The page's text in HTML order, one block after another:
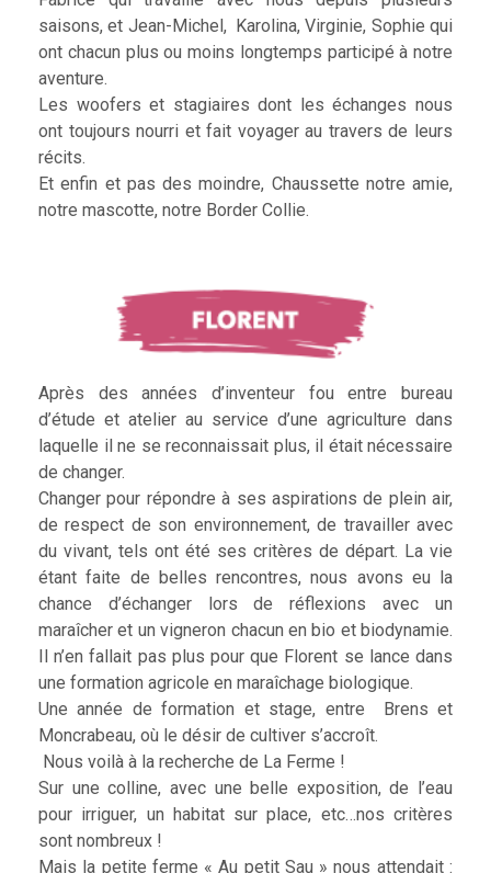
saisons, et Jean-Michel, Karolina, Virginie, Sophie qui
ont chacun plus ou moins longtemps participé à notre
aventure.
Les woofers et stagiaires dont les échanges nous
ont toujours nourri et fait voyager au travers de leurs
récits.
Et enfin et pas des moindre, Chaussette notre amie,
notre mascotte, notre Border Collie.
Après des années d’inventeur fou entre bureau
d’étude et atelier au service d’une agriculture dans
laquelle il ne se reconnaissait plus, il était nécessaire
de changer.
Changer pour répondre à ses aspirations de plein air,
de respect de son environnement, de travailler avec
du vivant, tels ont été ses critères de départ. La vie
étant faite de belles rencontres, nous avons eu la
chance d’échanger lors de réflexions avec un
maraîcher et un vigneron chacun en bio et biodynamie.
Il n’en fallait pas plus pour que Florent se lance dans
une formation agricole en maraîchage biologique.
Une année de formation et stage, entre Brens et
Moncrabeau, où le désir de cultiver s’accroît.
Nous voilà à la recherche de La Ferme !
Sur une colline, avec une belle exposition, de l’eau
pour irriguer, un habitat sur place, etc…nos critères
sont nombreux !
Mais la petite ferme « Au petit Sau » nous attendait :